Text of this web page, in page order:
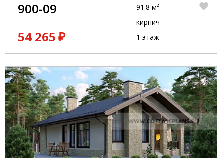
900-09
54 265 ₽
91.8 м²
кирпич
1 этаж